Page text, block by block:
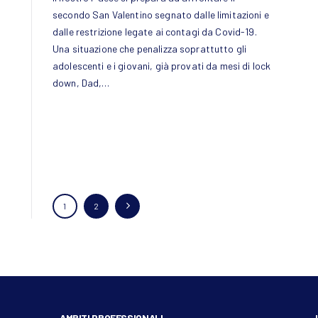
secondo San Valentino segnato dalle limitazioni e
dalle restrizione legate ai contagi da Covid-19.
Una situazione che penalizza soprattutto gli
adolescenti e i giovani, già provati da mesi di lock
down, Dad,…
Navigazione
PAGINA
1 PAGINA
2